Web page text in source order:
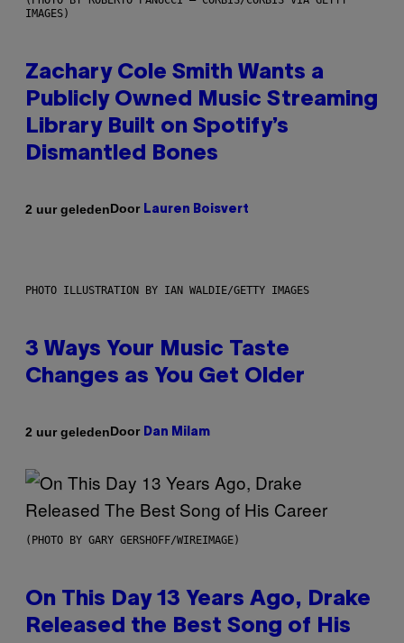
IMAGES)
Zachary Cole Smith Wants a
Publicly Owned Music Streaming
Library Built on Spotify’s
Dismantled Bones
2 uur geledenDoor Lauren Boisvert
PHOTO ILLUSTRATION BY IAN WALDIE/GETTY IMAGES
3 Ways Your Music Taste
Changes as You Get Older
2 uur geledenDoor Dan Milam
(PHOTO BY GARY GERSHOFF/WIREIMAGE)
On This Day 13 Years Ago, Drake
Released the Best Song of His